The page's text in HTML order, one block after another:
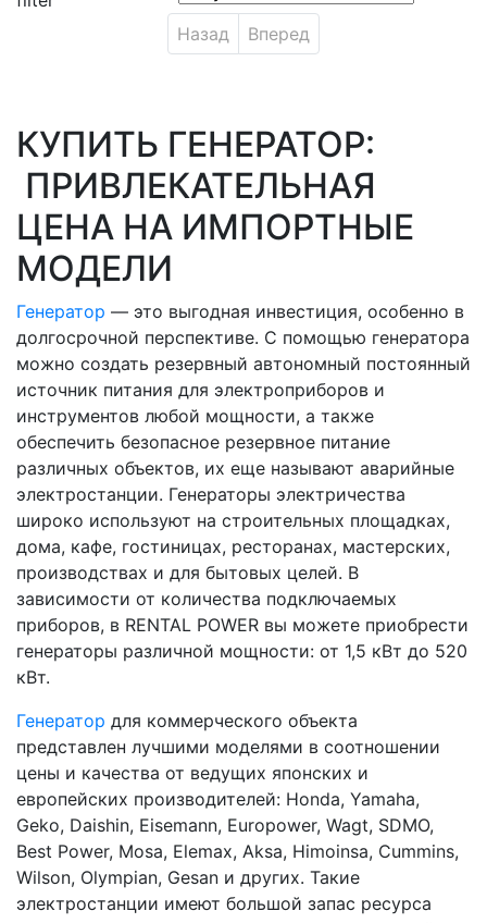
Назад Вперед
КУПИТЬ ГЕНЕРАТОР:
ПРИВЛЕКАТЕЛЬНАЯ
ЦЕНА НА ИМПОРТНЫЕ
МОДЕЛИ
Генератор — это выгодная инвестиция, особенно в
долгосрочной перспективе. С помощью генератора
можно создать резервный автономный постоянный
источник питания для электроприборов и
инструментов любой мощности, а также
обеспечить безопасное резервное питание
различных объектов, их еще называют аварийные
электростанции. Генераторы электричества
широко используют на строительных площадках,
дома, кафе, гостиницах, ресторанах, мастерских,
производствах и для бытовых целей. В
зависимости от количества подключаемых
приборов, в RENTAL POWER вы можете приобрести
генераторы различной мощности: от 1,5 кВт до 520
кВт.
Генератор для коммерческого объекта
представлен лучшими моделями в соотношении
цены и качества от ведущих японских и
европейских производителей: Honda, Yamaha,
Geko, Daishin, Eisemann, Europower, Wagt, SDMO,
Best Power, Mosa, Elemax, Aksa, Himoinsa, Cummins,
Wilson, Olympian, Gesan и других. Такие
электростанции имеют большой запас ресурса